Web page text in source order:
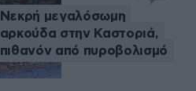
Νεκρή μεγαλόσωμη
αρκούδα στην Καστοριά,
πιθανόν από πυροβολισμό